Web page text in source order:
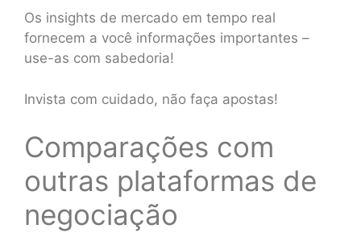
Os insights de mercado em tempo real
fornecem a você informações importantes –
use-as com sabedoria!
Invista com cuidado, não faça apostas!
Comparações com
outras plataformas de
negociação